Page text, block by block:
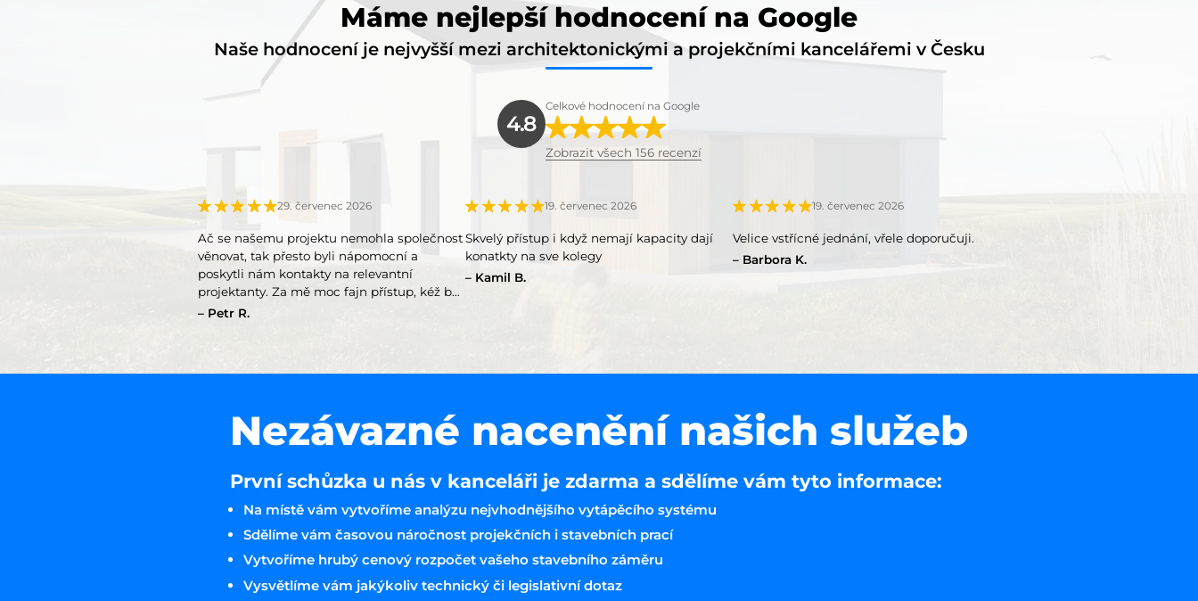
Máme nejlepší hodnocení na Google
Naše hodnocení je nejvyšší mezi architektonickými a projekčními kancelářemi v Česku
4.8
Celkové hodnocení na Google
Zobrazit všech 156 recenzí
29. červenec 2026
Ač se našemu projektu nemohla společnost
věnovat, tak přesto byli nápomocní a
poskytli nám kontakty na relevantní
projektanty. Za mě moc fajn přístup, kéž by
takový přístup měli všichni.
Petr R.
19. červenec 2026
Skvelý přístup i když nemají kapacity dají
konatkty na sve kolegy
Kamil B.
19. červenec 2026
Velice vstřícné jednání, vřele doporučuji.
Barbora K.
Nezávazné nacenění našich služeb
První schůzka u nás v kanceláři je zdarma a sdělíme vám tyto informace:
Na místě vám vytvoříme analýzu nejvhodnějšího vytápěcího systému
Sdělíme vám časovou náročnost projekčních i stavebních prací
Vytvoříme hrubý cenový rozpočet vašeho stavebního záměru
Vysvětlíme vám jakýkoliv technický či legislativní dotaz